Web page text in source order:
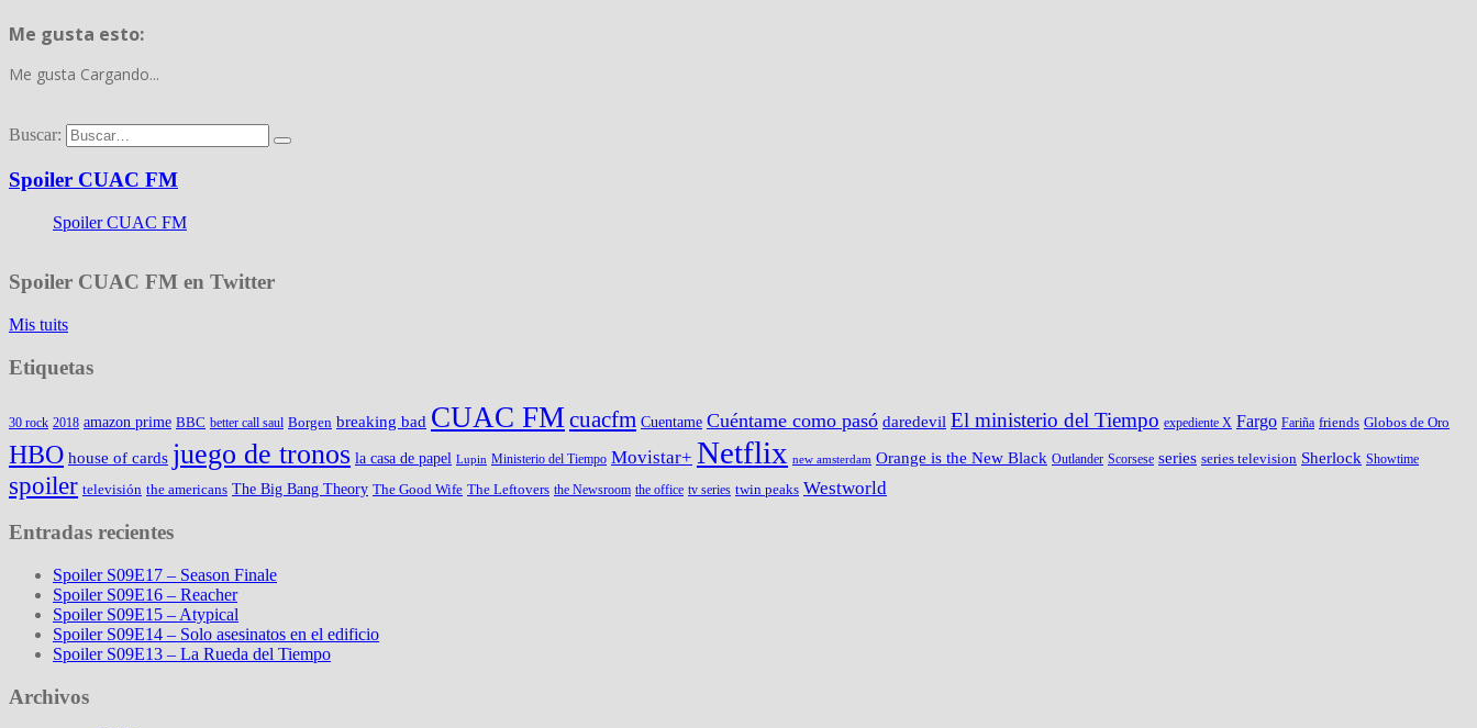
Me gusta esto:
Me gusta Cargando...
Buscar:
Spoiler CUAC FM
Spoiler CUAC FM
Spoiler CUAC FM en Twitter
Mis tuits
Etiquetas
30 rock 2018 amazon prime BBC better call saul Borgen breaking bad CUAC FMcuacfm Cuentame Cuéntame como pasó daredevil El ministerio del Tiempo expediente X Fargo Fariña friends Globos de Oro
HBO house of cards juego de tronos la casa de papel Lupin Ministerio del Tiempo Movistar+ Netflix new amsterdam Orange is the New Black Outlander Scorsese series series television Sherlock Showtime
spoiler televisión the americans The Big Bang Theory The Good Wife The Leftovers the Newsroom the office tv series twin peaks Westworld
Entradas recientes
Spoiler S09E17 – Season Finale
Spoiler S09E16 – Reacher
Spoiler S09E15 – Atypical
Spoiler S09E14 – Solo asesinatos en el edificio
Spoiler S09E13 – La Rueda del Tiempo
Archivos